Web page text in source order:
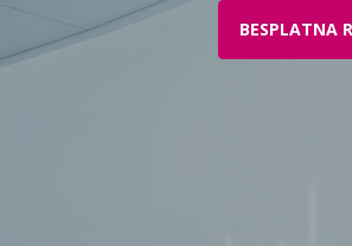
BESPLATNA